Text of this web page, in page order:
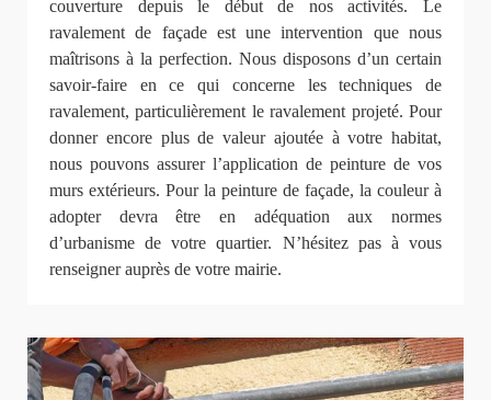
couverture depuis le début de nos activités. Le
ravalement de façade est une intervention que nous
maîtrisons à la perfection. Nous disposons d’un certain
savoir-faire en ce qui concerne les techniques de
ravalement, particulièrement le ravalement projeté. Pour
donner encore plus de valeur ajoutée à votre habitat,
nous pouvons assurer l’application de peinture de vos
murs extérieurs. Pour la peinture de façade, la couleur à
adopter devra être en adéquation aux normes
d’urbanisme de votre quartier. N’hésitez pas à vous
renseigner auprès de votre mairie.